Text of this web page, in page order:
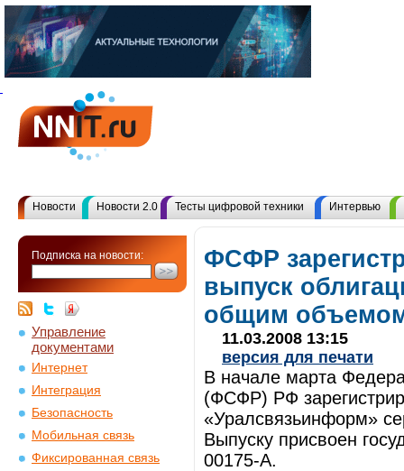
Новости Новости 2.0 Тесты цифровой техники Интервью
Подписка на новости:
Управление
документами
Интернет
Интеграция
Безопасность
Мобильная связь
Фиксированная связь
ФСФР
выпуск
общим
11.03.2008 13:15
версия для печати
В начале марта
(ФСФР) РФ
«Уралсвязьинформ»
Выпуску присвоен
00175-А.